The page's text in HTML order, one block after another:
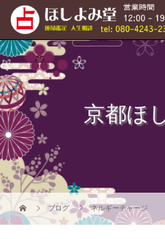
京都ほ
ブログ ネルギーチャージ